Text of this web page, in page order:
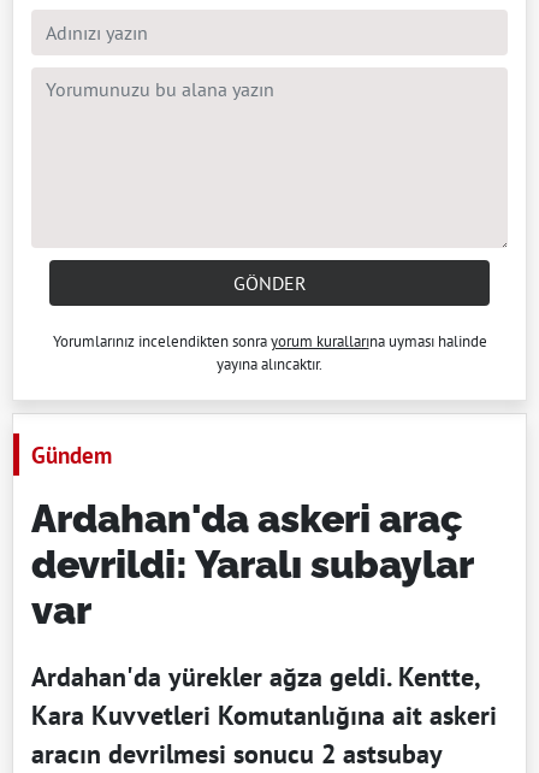
GÖNDER
Yorumlarınız incelendikten sonrayorum kurallarına uyması halinde
yayına alıncaktır.
Gündem
Ardahan'da askeri araç
devrildi: Yaralı subaylar
var
Ardahan'da yürekler ağza geldi. Kentte,
Kara Kuvvetleri Komutanlığına ait askeri
aracın devrilmesi sonucu 2 astsubay